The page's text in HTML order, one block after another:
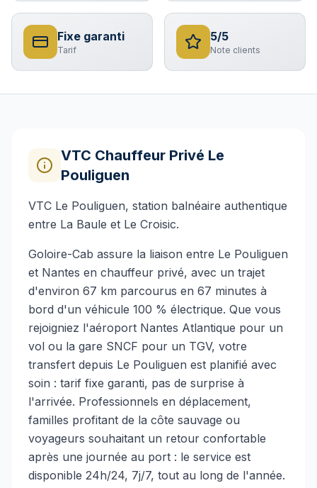
Fixe garanti
Tarif
5/5
Note clients
VTC Chauffeur Privé Le
Pouliguen
VTC Le Pouliguen, station balnéaire authentique
entre La Baule et Le Croisic.
Goloire-Cab assure la liaison entre Le Pouliguen
et Nantes en chauffeur privé, avec un trajet
d'environ 67 km parcourus en 67 minutes à
bord d'un véhicule 100 % électrique. Que vous
rejoigniez l'aéroport Nantes Atlantique pour un
vol ou la gare SNCF pour un TGV, votre
transfert depuis Le Pouliguen est planifié avec
soin : tarif fixe garanti, pas de surprise à
l'arrivée. Professionnels en déplacement,
familles profitant de la côte sauvage ou
voyageurs souhaitant un retour confortable
après une journée au port : le service est
disponible 24h/24, 7j/7, tout au long de l'année.